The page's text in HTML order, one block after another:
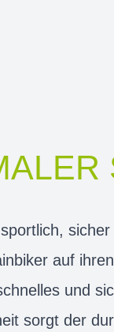
auf
und
sorgt der